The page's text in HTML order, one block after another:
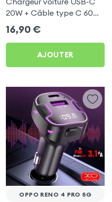
20W + Câble type C 60W
Blue Star pour Oppo Reno
4 Pro 5G
16,90 €
AJOUTER
OPPO RENO 4 PRO 5G